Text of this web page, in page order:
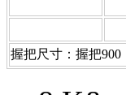
握把尺寸：握把900